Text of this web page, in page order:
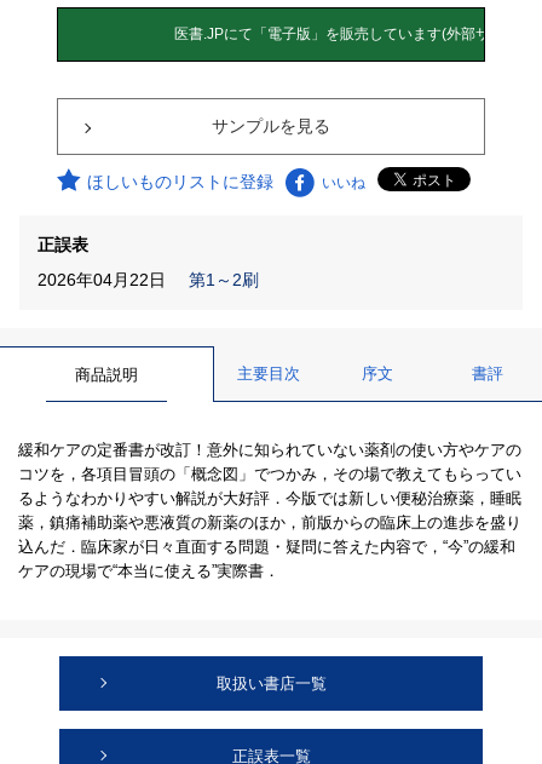
サンプルを見る
ほしいものリストに登録 いいね
正誤表
2026年04月22日
第1～2刷
商品説明 主要目次 序文 書評
緩和ケアの定番書が改訂！意外に知られていない薬剤の使い方やケアの
コツを，各項目冒頭の「概念図」でつかみ，その場で教えてもらってい
るようなわかりやすい解説が大好評．今版では新しい便秘治療薬，睡眠
薬，鎮痛補助薬や悪液質の新薬のほか，前版からの臨床上の進歩を盛り
込んだ．臨床家が日々直面する問題・疑問に答えた内容で，“今”の緩和
ケアの現場で“本当に使える”実際書．
取扱い書店一覧
正誤表一覧